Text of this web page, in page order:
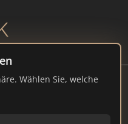
Wählen Sie, welche
Wald